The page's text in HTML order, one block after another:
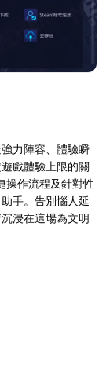
力陣容、體驗瞬
戲體驗上限的關
操作流程及針對性
手。告別惱人延
浸在這場為文明